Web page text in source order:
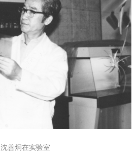
沈善炯在实验室